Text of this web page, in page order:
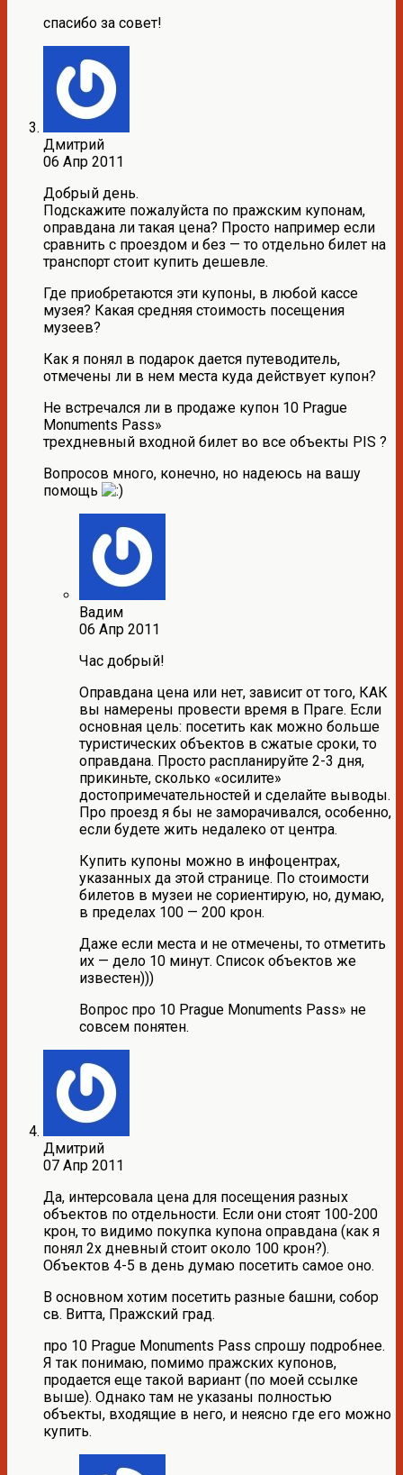
спасибо за совет!
Дмитрий
06 Апр 2011
Добрый день.
Подскажите пожалуйста по пражским купонам,
оправдана ли такая цена? Просто например если
сравнить с проездом и без — то отдельно билет на
транспорт стоит купить дешевле.
Где приобретаются эти купоны, в любой кассе
музея? Какая средняя стоимость посещения
музеев?
Как я понял в подарок дается путеводитель,
отмечены ли в нем места куда действует купон?
Не встречался ли в продаже купон 10 Prague
Monuments Pass»
трехдневный входной билет во все объекты PIS ?
Вопросов много, конечно, но надеюсь на вашу
помощь
Вадим
06 Апр 2011
Час добрый!
Оправдана цена или нет, зависит от того, КАК
вы намерены провести время в Праге. Если
основная цель: посетить как можно больше
туристических объектов в сжатые сроки, то
оправдана. Просто распланируйте 2-3 дня,
прикиньте, сколько «осилите»
достопримечательностей и сделайте выводы.
Про проезд я бы не заморачивался, особенно,
если будете жить недалеко от центра.
Купить купоны можно в инфоцентрах,
указанных да этой странице. По стоимости
билетов в музеи не сориентирую, но, думаю,
в пределах 100 — 200 крон.
Даже если места и не отмечены, то отметить
их — дело 10 минут. Список объектов же
известен)))
Вопрос про 10 Prague Monuments Pass» не
совсем понятен.
Дмитрий
07 Апр 2011
Да, интерсовала цена для посещения разных
объектов по отдельности. Если они стоят 100-200
крон, то видимо покупка купона оправдана (как я
понял 2х дневный стоит около 100 крон?).
Объектов 4-5 в день думаю посетить самое оно.
В основном хотим посетить разные башни, собор
св. Витта, Пражский град.
про 10 Prague Monuments Pass спрошу подробнее.
Я так понимаю, помимо пражских купонов,
продается еще такой вариант (по моей ссылке
выше). Однако там не указаны полностью
объекты, входящие в него, и неясно где его можно
купить.